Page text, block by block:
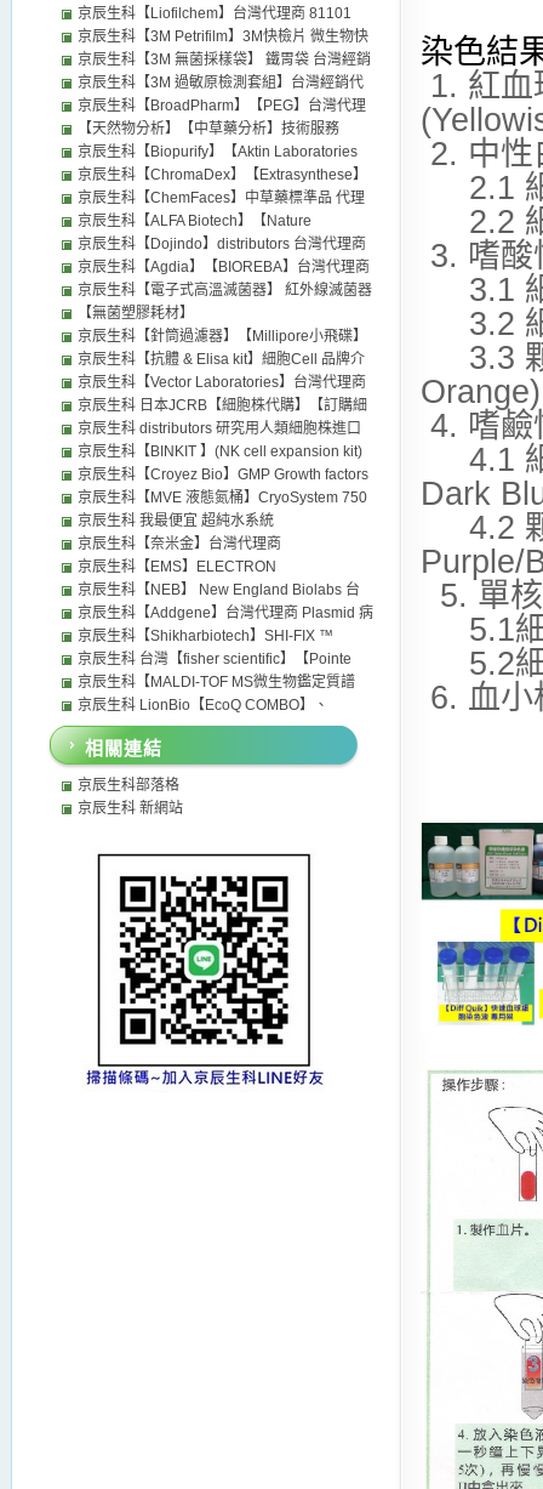
染色結
1. 紅
2. 中性
2.1 細
2.2 細
3. 嗜酸
3.1 細
3.2 細
3.3 顆
4. 嗜鹼
4.1 細
Dark
4.2 顆
Purple/
5. 單
5.1細
5.2細
6. 血
【Acid Fast stain】耐酸性染劑 TB stain 抗酸
性染色液【Luxol Fast Blue Stain Kit】(Myelin
Stain) 染色液 台灣代理商 distributors
代理商 微生物培養基 成品培養基 厭氧缸 產氣
包 抗生素紙錠 distributors
京辰生科【Liofilchem】台灣代理商 81101
MUP Selective Supplement (Liofilchem)乳酸
菌 TOS MUP (Lithium-Mupirocin)
京辰生科【3M Petrifilm】3M快檢片 微生物快
檢片 台灣經銷代理
京辰生科【3M 無菌採樣袋】 鐵胃袋 台灣經銷
代理
京辰生科【3M 過敏原檢測套組】台灣經銷代
理
京辰生科【BroadPharm】【PEG】台灣代理
商 distributors 廠牌 PEG衍生物 藥物傳輸 相關
產品 Biochemicals and Enzymes 京辰生科
【BroadPharm】台灣代理商 聚乙二醇 PEG
Lipid 產品 PEG衍生物 藥物傳輸 PEG客製化
PEG訂製 PEG定制 broadpharm distributor
broad pharm
【天然物分析】【中草藥分析】技術服務
Custom Service
京辰生科【Biopurify】【Aktin Laboratories
】中草藥標準品 中藥標準品 天然化合物
Biochemicals and Enzymes 台灣代理商
distributors
京辰生科【ChromaDex】【Extrasynthese】
中草藥標準品 天然化合物 法國中草藥
Biochemicals and Enzymes 台灣代理商
distributors
京辰生科【ChemFaces】中草藥標準品 代理
商 植物天然化合物 天然產物 Biochemicals
and Enzymes 台灣代理商
京辰生科【ALFA Biotech】【Nature
Standard 詩丹德】【BioCrick】中草藥標準品
天然化合物 天然物 Compund 化合物
Biochemicals and Enzymes 代理商
京辰生科【Dojindo】distributors 台灣代理商
CCK8 試劑 套組 化合物 distributors
京辰生科【Agdia】【BIOREBA】台灣代理商
distributors 植物病毒的檢測試劑 ELISA kit
京辰生科【電子式高溫滅菌器】 紅外線滅菌器
Dragon 320 Dragon 300 不鏽鋼培養皿旋轉台
台灣代理商 distributors
【無菌塑膠耗材】
京辰生科【針筒過濾器】【Millipore小飛碟】
Millex 針頭過濾器
京辰生科【抗體 & Elisa kit】細胞Cell 品牌介
紹 台灣代理商 distributors
京辰生科【Vector Laboratories】台灣代理商
distributors【VectorLabs】 免疫試劑,IHC,螢
光染色,各類產品
京辰生科 日本JCRB【細胞株代購】【訂購細
胞】Addexbio ACCEGEN代理細胞試劑
Primary Cell Stem Cell Cell Line 培養基 cell
culture台灣代理商
京辰生科 distributors 研究用人類細胞株進口
各廠牌細胞 台灣代理 進口代訂代購
PBMC【JCRB Cell Bank】【PromoCell】
【AddexBio 細胞】【kerafast 細胞】
【ACCEGEN】【iXCells】【cell
application】【cell systems】【Cyagen】
【CET celleng-tech 細胞】【CHI Scientific】
【Celprogen】【Innoprot細胞】
京辰生科【BINKIT 】(NK cell expansion kit)
NK細胞培養放大 日本 NK細胞培養基 台灣代
理商 distributors
京辰生科【Croyez Bio】GMP Growth factors
(GMP grade rProtein )
京辰生科【MVE 液態氮桶】CryoSystem 750
我最便宜 液態氮儲存桶 【MVE XC 47 11-
6SQ】distributors 京辰生科 台灣現貨供應
LAB10 LAB20 LAB30【MVE 液態氮桶】MVE
Lab Series 我最便宜 - LAB 10 LAB 20 LAB
30 歐美日本試劑藥品經銷代理
京辰生科 我最便宜 超純水系統
LionBio【EcoQ COMBO】台灣代理商 二合一
實驗室級超純水系統 純水機 可以加裝去除內
毒素的裝置(費用另計) 京辰生科 我最便宜 純
水機 超純水系統 LionBio 台灣經銷代理
【EcoQ COMBO】二合一實驗室級超純水系
統 可以加裝去除內毒素 可以取代Merck
millipore Sigma 純水機 默克Milli-Q超純水 純
水系統 Milli-Q超純水系統
京辰生科【奈米金】台灣代理商
【bbisolutions】【nanobiosols】
【nanocs】【nanoprobes】【nanopartz】
【nanocomposix】【nanopartz】
【Ruixibiotech】【nanocomposix】【】
Gold Nanoparticles InnovaGOLD 奈米金
Innova Biosciences BBIsolution
Nanoparticles
京辰生科【EMS】ELECTRON
MICROSCOPY SCIENCES (emsdiasum) 台
灣代理商 Epredia™ J1800AMNZ Epredia
SuperFrost Plus Adhesion slides Control
Slides- Fisher Scientific Thermo scientific
superfrost microscope slides
京辰生科【NEB】 New England Biolabs 台
灣經銷代理
京辰生科【Addgene】台灣代理商 Plasmid 病
毒液或Kit 質體 Vector
京辰生科【Shikharbiotech】SHI-FIX ™
COVERSLIPS 懸浮細胞專用玻片 台灣代理商
distributors
京辰生科 台灣【fisher scientific】【Pointe
HORIBA Scientific】fishersci fisher scientific
thermo Pointe Scientific 歐美日本試劑藥品經
銷代理
京辰生科【MALDI-TOF MS微生物鑑定質譜
儀】MicroIDSys (ASTA)、Bruker MALDI
Biotyper 與 BioMérieux VITEK MS 推薦 評價
比較CP值 台灣京辰生科購買價格我最便宜 台
灣歐美日本韓國各廠牌試劑藥品 經銷代理商
MALDI-TOF MS 飛行質譜儀分析儀快速菌種鑑
京辰生科 LionBio【EcoQ COMBO】、
【Millipore (Merck)】【ELGA】 與
【Sartorius】實驗室超純水系統 純水機推薦
評價 評比 比較優缺點 台灣CP值最高的超純水
機 台灣歐美日本試劑藥品經銷代理商
相關連結
京辰生科部落格
京辰生科 新網站